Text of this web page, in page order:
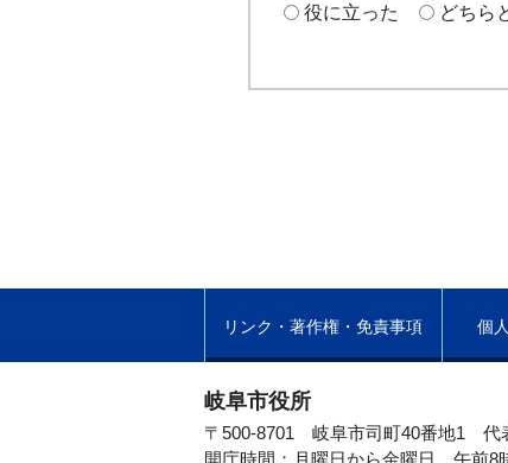
役に立った
どちら
リンク・著作権・免責事項 個
岐阜市役所
〒500-8701 岐阜市司町40番地1 代
開庁時間：月曜日から金曜日 午前8